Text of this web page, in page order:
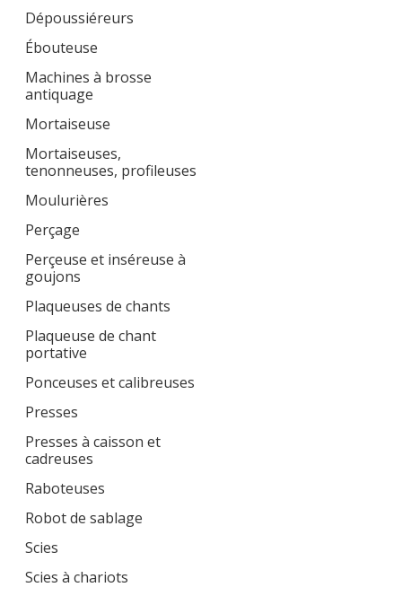
Dépoussiéreurs
Ébouteuse
Machines à brosse
antiquage
Mortaiseuse
Mortaiseuses,
tenonneuses, profileuses
Moulurières
Perçage
Perçeuse et inséreuse à
goujons
Plaqueuses de chants
Plaqueuse de chant
portative
Ponceuses et calibreuses
Presses
Presses à caisson et
cadreuses
Raboteuses
Robot de sablage
Scies
Scies à chariots